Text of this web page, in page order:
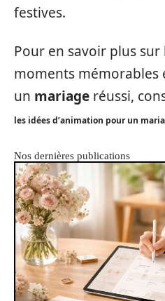
festives.
Pour en savoir plus sur
moments mémorables
un mariage réussi,
les idées d’animation pour un
Nos dernières publications